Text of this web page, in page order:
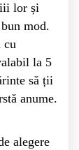
lor și
mod.
cu
la 5
să ții
anume.
alegere